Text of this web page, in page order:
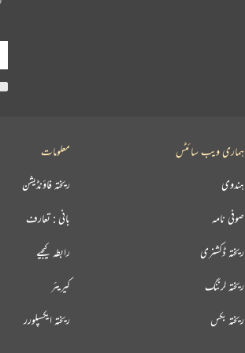
معلومات
ریختہ فاؤنڈیشن
بانی : تعارف
رابطہ کیجیے
کیریئر
ریختہ ایکسپلورر
ہماری ویب سائٹس
ہندوی
صوفی نامہ
ریختہ ڈکشنری
ریختہ لرننگ
ریختہ بکس